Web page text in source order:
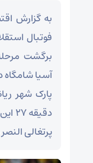
به گزارش
فوتبال
برگشت
پارک شهر
پرتغالی